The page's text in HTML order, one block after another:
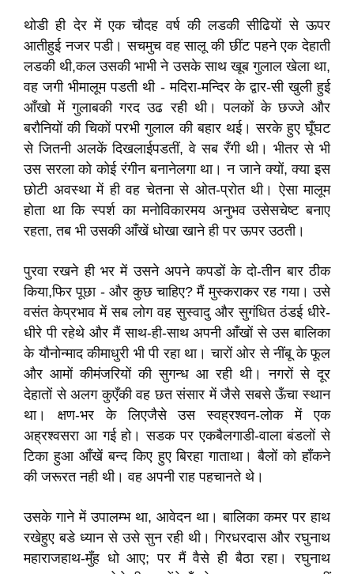
थोडी ही देर में एक चौदह वर्ष की लडकी सीढियों से ऊपर
आतीहुई नजर पडी। सचमुच वह सालू की छींट पहने एक देहाती
लडकी थी,कल उसकी भाभी ने उसके साथ खूब गुलाल खेला था,
वह जगी भीमालूम पडती थी - मदिरा-मन्दिर के द्वार-सी खुली हुई
आँखो में गुलाबकी गरद उढ रही थी। पलकों के छज्जे और
बरौनियों की चिकों परभी गुलाल की बहार थई। सरके हुए घूँघट
से जितनी अलकें दिखलाईपडतीं, वे सब रँगी थी। भीतर से भी
उस सरला को कोई रंगीन बनानेलगा था। न जाने क्यों, क्या इस
छोटी अवस्था में ही वह चेतना से ओत-प्रोत थी। ऐसा मालूम
होता था कि स्पर्श का मनोविकारमय अनुभव उसेसचेष्ट बनाए
रहता, तब भी उसकी आँखें धोखा खाने ही पर ऊपर उठती।
पुरवा रखने ही भर में उसने अपने कपडों के दो-तीन बार ठीक
किया,फिर पूछा - और कुछ चाहिए? मैं मुस्कराकर रह गया। उसे
वसंत केप्रभाव में सब लोग वह सुस्वादु और सुगंधित ठंडई धीरे-
धीरे पी रहेथे और मैं साथ-ही-साथ अपनी आँखों से उस बालिका
के यौनोन्माद कीमाधुरी भी पी रहा था। चारों ओर से नींबू के फूल
और आमों कीमंजरियों की सुगन्ध आ रही थी। नगरों से दूर
देहातों से अलग कुएँकी वह छत संसार में जैसे सबसे ऊँचा स्थान
था। क्षण-भर के लिएजैसे उस स्वह्रश्वन-लोक में एक
अह्रश्वसरा आ गई हो। सडक पर एकबैलगाडी-वाला बंडलों से
टिका हुआ आँखें बन्द किए हुए बिरहा गाताथा। बैलों को हाँकने
की जरूरत नही थी। वह अपनी राह पहचानते थे।
उसके गाने में उपालम्भ था, आवेदन था। बालिका कमर पर हाथ
रखेहुए बडे ध्यान से उसे सुन रही थी। गिरधरदास और रघुनाथ
महाराजहाथ-मुँह धो आए; पर मैं वैसे ही बैठा रहा। रघुनाथ